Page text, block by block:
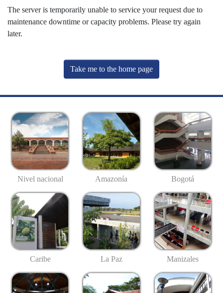
The server is temporarily unable to service your request due to
maintenance downtime or capacity problems. Please try again
later.
Take me to the home page
Nivel nacional Amazonía Bogotá
Caribe La Paz Manizales